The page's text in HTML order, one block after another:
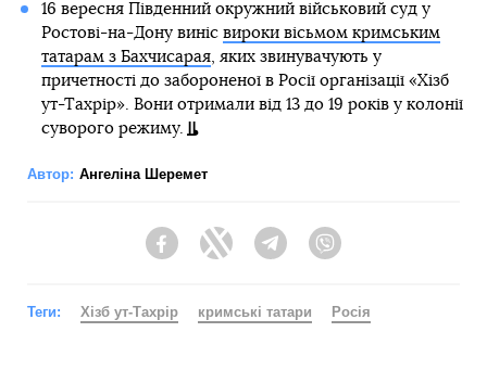
16 вересня Південний окружний військовий суд у
Ростові-на-Дону виніс вироки вісьмом кримським
татарам з Бахчисарая, яких звинувачують у
причетності до забороненої в Росії організації «Хізб
ут-Тахрір». Вони отримали від 13 до 19 років у колонії
суворого режиму.
Автор: Ангеліна Шеремет
FacebookTwitter Telegram
Теги: Хізб ут-Тахрір кримські татари Росія